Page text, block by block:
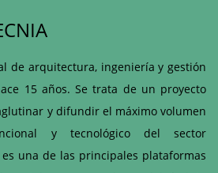
de arquitectura, ingeniería y gestión
15 años. Se trata de un proyecto
y difundir el máximo volumen
y tecnológico del sector
una de las principales plataformas